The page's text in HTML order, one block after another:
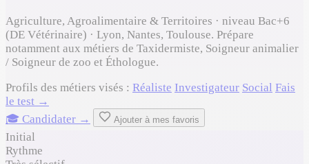
Agriculture, Agroalimentaire & Territoires · niveau Bac+6
(DE Vétérinaire) · Lyon, Nantes, Toulouse. Prépare
notamment aux métiers de Taxidermiste, Soigneur animalier
/ Soigneur de zoo et Éthologue.
Profils des métiers visés : Réaliste Investigateur Social Fais
le test →
🎓 Candidater →
Ajouter à mes favoris
Initial
Rythme